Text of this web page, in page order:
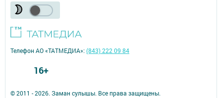
© 2011 - 2026. Заман сулышы. Все права защищены.
Телефон АО «ТАТМЕДИА»:(843) 222 09 84
16+